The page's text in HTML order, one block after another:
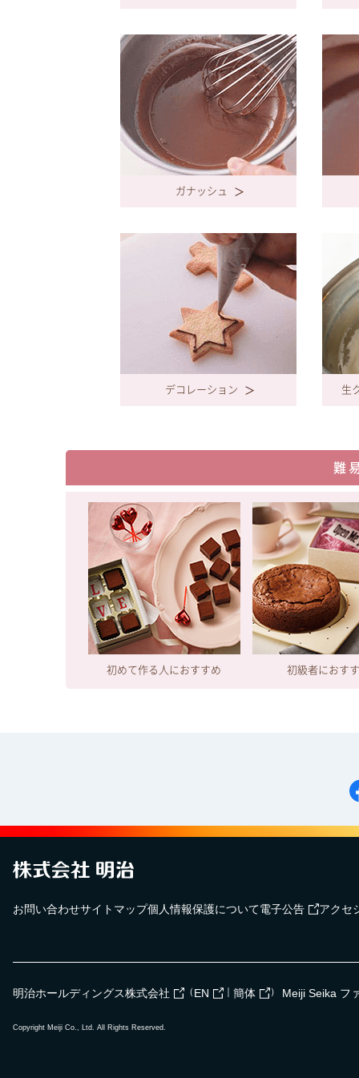
ガナッシュ
デコレーション 生
難
初めて作る人におすすめ 初級者におす
お問い合わせサイトマップ個人情報保護について電子公告 アクセ
明治ホールディングス株式会社 （ EN 簡体 ） Meiji Seika フ
Copyright Meiji Co., Ltd. All Rights Reserved.